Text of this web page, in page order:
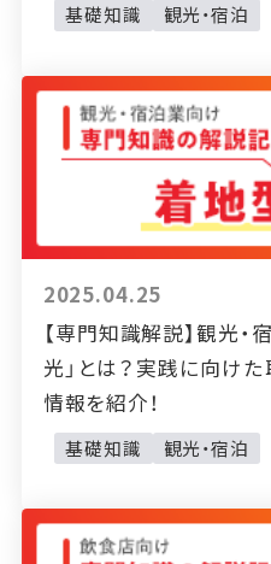
基礎知識 観光・宿泊
2025.04.25
【専門知識解説】観光・
光」とは？実践に向け
情報を紹介！
基礎知識 観光・宿泊